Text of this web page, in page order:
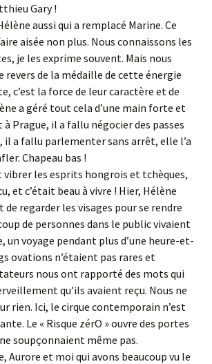
Gary !
aussi qui a remplacé Marine. Ce
aisée non plus. Nous connaissons les
je les exprime souvent. Mais nous
revers de la médaille de cette énergie
c’est la force de leur caractère et de
a géré tout cela d’une main forte et
Prague, il a fallu négocier des passes
il a fallu parlementer sans arrêt, elle l’a
Chapeau bas !
vibrer les esprits hongrois et tchèques,
et c’était beau à vivre ! Hier, Hélène
de regarder les visages pour se rendre
de personnes dans le public vivaient
un voyage pendant plus d’une heure-et-
ovations n’étaient pas rares et
nous ont rapporté des mots qui
qu’ils avaient reçu. Nous ne
rien. Ici, le cirque contemporain n’est
Le « Risque zérO » ouvre des portes
soupçonnaient même pas.
Aurore et moi qui avons beaucoup vu le